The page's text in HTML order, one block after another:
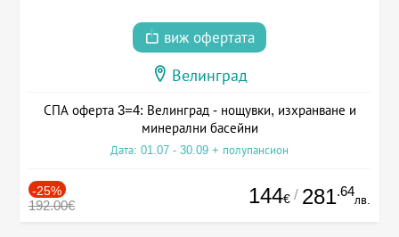
виж офертата
Велинград
СПА оферта 3=4: Велинград - нощувки, изхранване и
минерални басейни
Дата: 01.07 - 30.09 + полупансион
-25%
192.00€ 144€ / 281.64
лв.